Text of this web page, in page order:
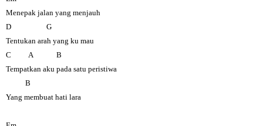
Menepak jalan yang menjauh
D G
Tentukan arah yang ku mau
C A B
Tempatkan aku pada satu peristiwa
B
Yang membuat hati lara